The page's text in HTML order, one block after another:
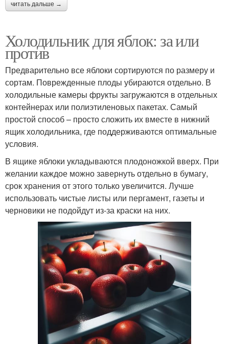
читать дальше →
Холодильник для яблок: за или
против
Предварительно все яблоки сортируются по размеру и
сортам. Поврежденные плоды убираются отдельно. В
холодильные камеры фрукты загружаются в отдельных
контейнерах или полиэтиленовых пакетах. Самый
простой способ – просто сложить их вместе в нижний
ящик холодильника, где поддерживаются оптимальные
условия.
В ящике яблоки укладываются плодоножкой вверх. При
желании каждое можно завернуть отдельно в бумагу,
срок хранения от этого только увеличится. Лучше
использовать чистые листы или пергамент, газеты и
черновики не подойдут из-за краски на них.